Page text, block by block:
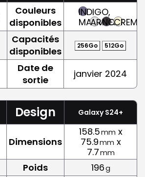
Couleurs
disponibles
INDIGO,
MAUVE
ARGENT
NOIRCREME
Capacités
disponibles
256Go 512Go
Date de
sortie
janvier 2024
Design Galaxy S24+
Dimensions
158.5mm x
75.9mm x
7.7mm
Poids 196g